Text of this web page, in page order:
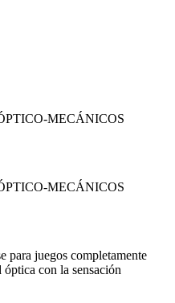
MECÁNICOS
MECÁNICOS
para juegos completamente
con la sensación